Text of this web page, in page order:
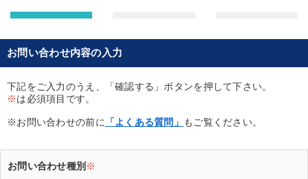
お問い合わせ内容の入力
下記をご入力のうえ、「確認する」ボタンを押して下さい。
※は必須項目です。
※お問い合わせの前に 「よくある質問」 もご覧ください。
お問い合わせ種別 ※